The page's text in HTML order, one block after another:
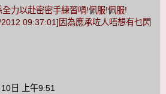
力以赴密密手練習喎!佩服!佩服!
09:37:01]因為應承咗人唔想有乜閃
日 上午9:51